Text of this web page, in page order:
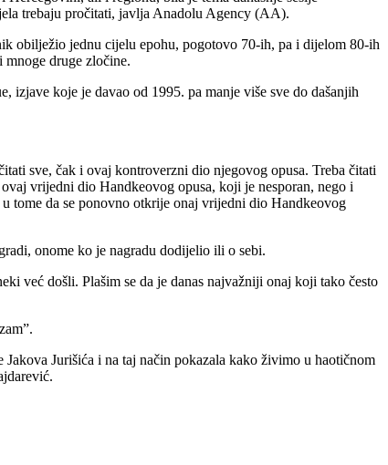
trebaju pročitati, javlja Anadolu Agency (AA).
obilježio jednu cijelu epohu, pogotovo 70-ih, pa i dijelom 80-ih
druge zločine.
izjave koje je davao od 1995. pa manje više sve do dašanjih
sve, čak i ovaj kontroverzni dio njegovog opusa. Treba čitati
vrijedni dio Handkeovog opusa, koji je nesporan, nego i
tome da se ponovno otkrije onaj vrijedni dio Handkeovog
onome ko je nagradu dodijelio ili o sebi.
već došli. Plašim se da je danas najvažniji onaj koji tako često
Jurišića i na taj način pokazala kako živimo u haotičnom